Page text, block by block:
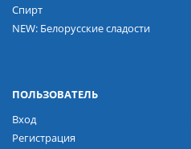
Спирт
NEW: Белорусские сладости
ПОЛЬЗОВАТЕЛЬ
Вход
Регистрация